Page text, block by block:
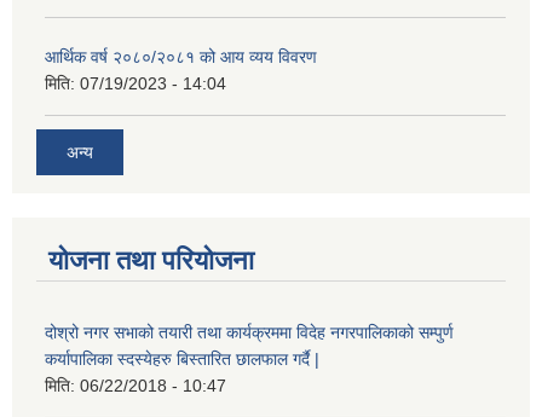
आर्थिक वर्ष २०८०/२०८१ को आय व्यय विवरण
मिति: 07/19/2023 - 14:04
अन्य
योजना तथा परियोजना
दोश्रो नगर सभाको तयारी तथा कार्यक्रममा विदेह नगरपालिकाको सम्पुर्ण
कर्यापालिका स्दस्येहरु बिस्तारित छालफाल गर्दै |
मिति: 06/22/2018 - 10:47